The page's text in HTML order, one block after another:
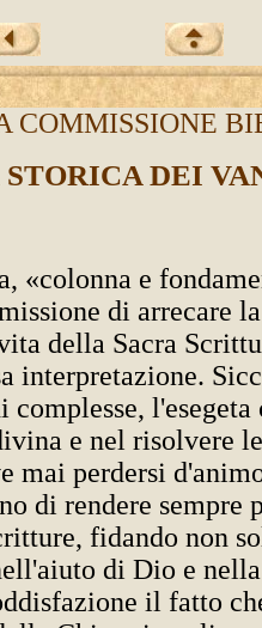
COMMISSIONE
DEI
«colonna e
di arrecare
della Sacra
interpretazione.
complesse,
e nel risolvere
mai perdersi
di rendere sempre
fidando non
di Dio e
il fatto